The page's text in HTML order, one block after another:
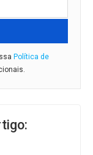
Política de